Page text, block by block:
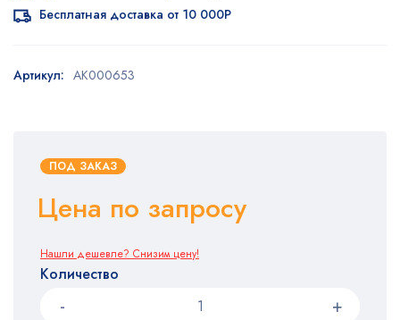
ПОД ЗАКАЗ
Цена по запросу
Нашли дешевле? Снизим цену!
Количество
Бесплатная доставка от 10 000Р
Артикул: AK000653